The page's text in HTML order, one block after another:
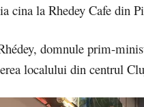
cina la Rhedey Cafe din
domnule prim-
localului din centrul